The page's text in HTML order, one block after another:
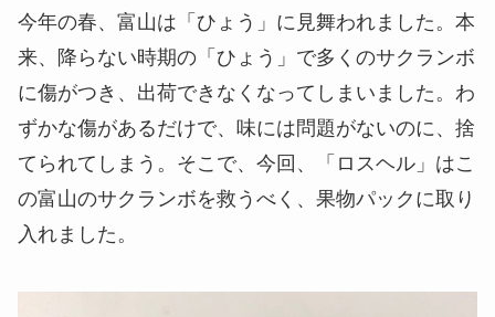
今年の春、富山は「ひょう」に見舞われました。本
来、降らない時期の「ひょう」で多くのサクランボ
に傷がつき、出荷できなくなってしまいました。わ
ずかな傷があるだけで、味には問題がないのに、捨
てられてしまう。そこで、今回、「ロスヘル」はこ
の富山のサクランボを救うべく、果物パックに取り
入れました。